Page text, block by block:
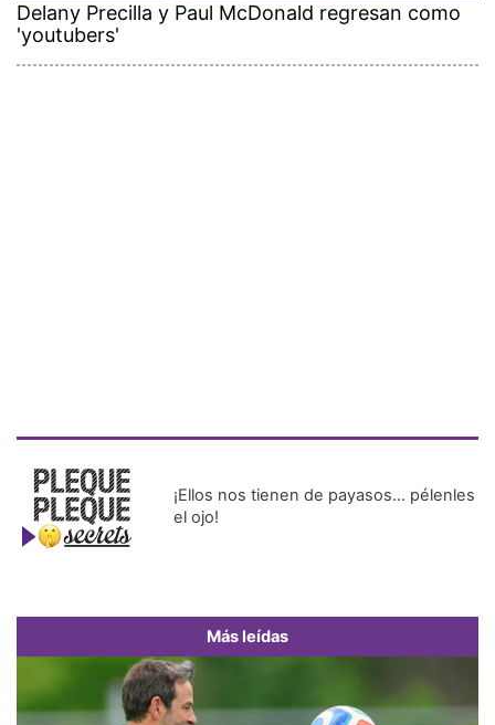
Delany Precilla y Paul McDonald regresan como
'youtubers'
¡Ellos nos tienen de payasos… pélenles
el ojo!
Más leídas